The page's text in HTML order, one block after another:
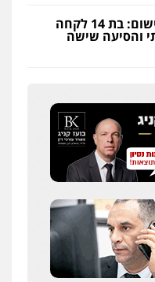
אישום: בת 14 לקחה
והסיעה שישה